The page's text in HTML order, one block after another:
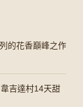
的花香巔峰之作
吉達村14天甜